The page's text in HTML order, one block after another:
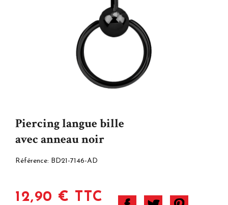
Piercing langue bille
avec anneau noir
Référence: BD21-7146-AD
12,90 € TTC